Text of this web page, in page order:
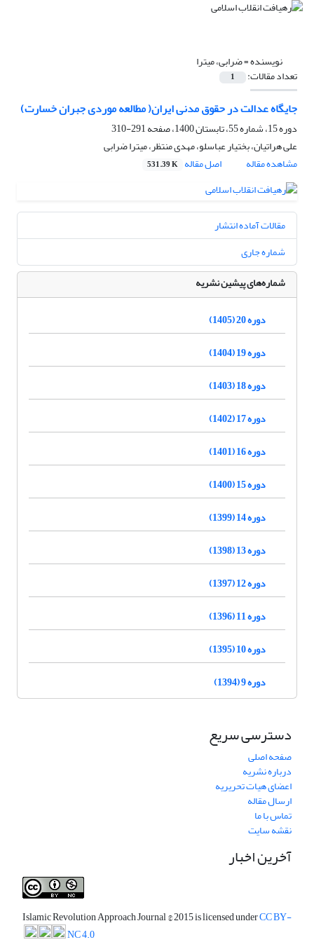
نویسنده =ضرابی، میترا
تعداد مقالات: 1
جایگاه عدالت در حقوق مدنی ایران( مطالعه موردی جبران خسارت)
دوره 15، شماره 55، تابستان 1400، صفحه
291-310
علی هراتیان، بختیار عباسلو، مهدی منتظر، میترا ضرابی
مشاهده مقاله
اصل مقاله 531.39 K
مقالات آماده انتشار
شماره جاری
شماره‌های پیشین نشریه
دوره 20 (1405)
دوره 19 (1404)
دوره 18 (1403)
دوره 17 (1402)
دوره 16 (1401)
دوره 15 (1400)
دوره 14 (1399)
دوره 13 (1398)
دوره 12 (1397)
دوره 11 (1396)
دوره 10 (1395)
دوره 9 (1394)
دسترسی سریع
صفحه اصلی
درباره نشریه
اعضای هیات تحریریه
ارسال مقاله
تماس با ما
نقشه سایت
آخرین اخبار
Islamic Revolution Approach Journal© 2015 is licensed underCC BY-
NC 4.0